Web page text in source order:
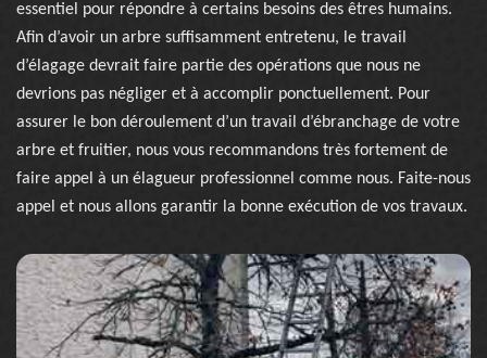
essentiel pour répondre à certains besoins des êtres humains.
Afin d’avoir un arbre suffisamment entretenu, le travail
d’élagage devrait faire partie des opérations que nous ne
devrions pas négliger et à accomplir ponctuellement. Pour
assurer le bon déroulement d’un travail d’ébranchage de votre
arbre et fruitier, nous vous recommandons très fortement de
faire appel à un élagueur professionnel comme nous. Faite-nous
appel et nous allons garantir la bonne exécution de vos travaux.